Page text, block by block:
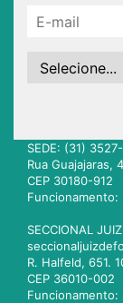
SEDE: (31)
Rua Guajajaras,
CEP 30180-912
Funcionamento:
SECCIONAL
R. Halfeld, 651.
CEP 36010-002
Funcionamento: